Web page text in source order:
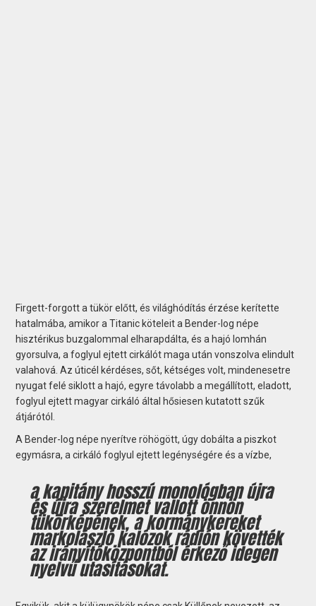
Firgett-forgott a tükör előtt, és világhódítás érzése kerítette
hatalmába, amikor a Titanic köteleit a Bender-log népe
hisztérikus buzgalommal elharapdálta, és a hajó lomhán
gyorsulva, a foglyul ejtett cirkálót maga után vonszolva elindult
valahová. Az úticél kérdéses, sőt, kétséges volt, mindenesetre
nyugat felé siklott a hajó, egyre távolabb a megállított, eladott,
foglyul ejtett magyar cirkáló által hősiesen kutatott szűk
átjárótól.
A Bender-log népe nyerítve röhögött, úgy dobálta a piszkot
egymásra, a cirkáló foglyul ejtett legénységére és a vízbe,
a kapitány hosszú monológban újra
és újra szerelmet vallott önnön
tükörképének, a kormánykereket
markolászló kalózok rádión követték
az irányítóközpontból érkező idegen
nyelvű utasításokat.